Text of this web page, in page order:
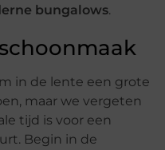
bungalows.
in de lente een grote
maar we vergeten
tijd is voor een
Begin in de